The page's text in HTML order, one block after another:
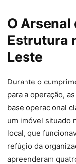
O Arsenal
Estrutura
Leste
Durante o
para a operação,
base operacional
um imóvel situado
local, que
refúgio da
apreenderam